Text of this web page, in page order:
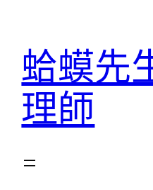
蛤蟆先
理師